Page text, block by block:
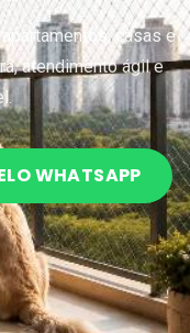
casas e
atendimento ágil e
WHATSAPP